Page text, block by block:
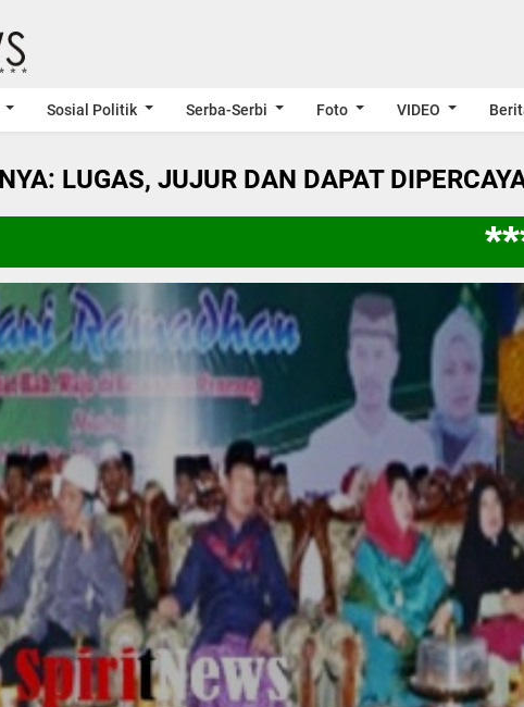
Sosial Politik Serba-Serbi Foto VIDEO
LUGAS, JUJUR DAN DAPAT